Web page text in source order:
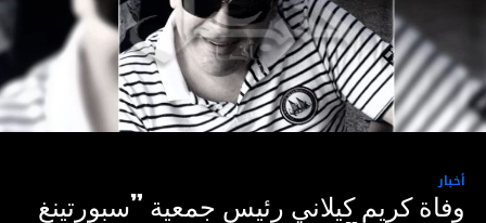
أخبار
وفاة كريم كيلاني رئيس جمعية ”سبورتينغ